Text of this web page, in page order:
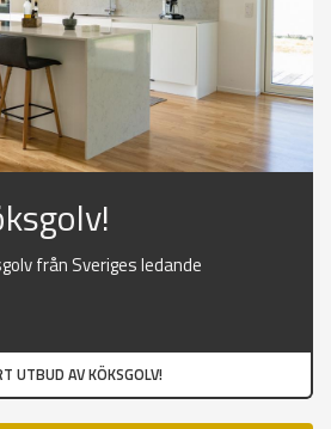
från Sveriges ledande
UTBUD AV KÖKSGOLV!